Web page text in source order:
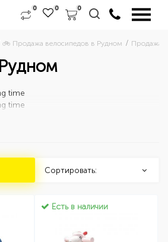
0 0 0
🚲 Продажа велосипедов в Рудном Продажа
time
time
Сортировать:
Есть в наличии